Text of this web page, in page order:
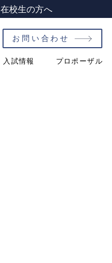
在校生の方へ
お問い合わせ
入試情報 プロポーザル